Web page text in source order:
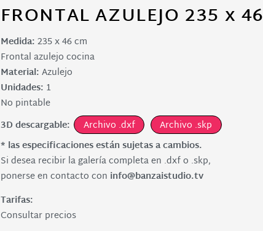
FRONTAL AZULEJO 235 x 46
Medida:235 x 46 cm
Frontal azulejo cocina
Material:Azulejo
Unidades: 1
No pintable
3D descargable:
Archivo .dxf
Archivo .skp
* las especificaciones están sujetas a cambios.
Si desea recibir la galería completa en .dxf o .skp,
ponerse en contacto con info@banzaistudio.tv
Tarifas:
Consultar precios